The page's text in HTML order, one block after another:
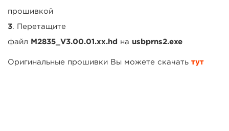
прошивкой
3. Перетащите
файл M2835_V3.00.01.xx.hd на usbprns2.exe
Оригинальные прошивки Вы можете скачать тут